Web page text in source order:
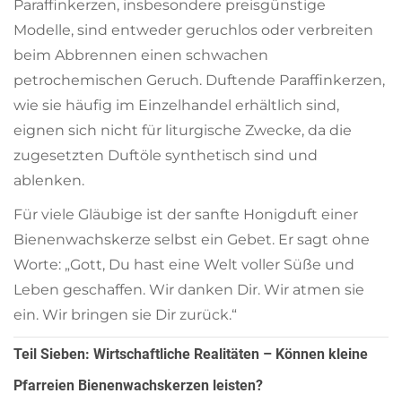
Paraffinkerzen, insbesondere preisgünstige
Modelle, sind entweder geruchlos oder verbreiten
beim Abbrennen einen schwachen
petrochemischen Geruch. Duftende Paraffinkerzen,
wie sie häufig im Einzelhandel erhältlich sind,
eignen sich nicht für liturgische Zwecke, da die
zugesetzten Duftöle synthetisch sind und
ablenken.
Für viele Gläubige ist der sanfte Honigduft einer
Bienenwachskerze selbst ein Gebet. Er sagt ohne
Worte: „Gott, Du hast eine Welt voller Süße und
Leben geschaffen. Wir danken Dir. Wir atmen sie
ein. Wir bringen sie Dir zurück.“
Teil Sieben: Wirtschaftliche Realitäten – Können kleine
Pfarreien Bienenwachskerzen leisten?